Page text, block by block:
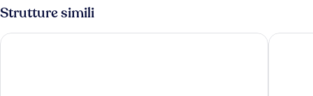
Strutture simili
Hotel Seth Santo Tomas